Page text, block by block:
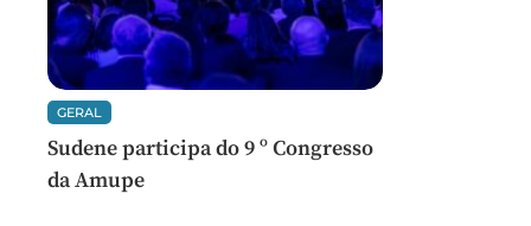
GERAL
Sudene participa do 9 º Congresso
da Amupe